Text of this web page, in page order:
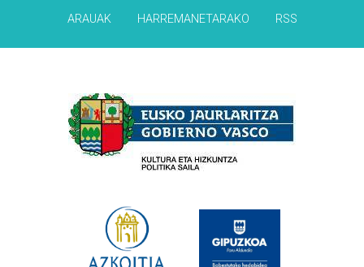
ARAUAK HARREMANETARAKO RSS